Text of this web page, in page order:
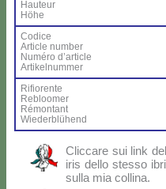
Hau­teur
Hö­he
Co­di­ce
Ar­ti­cle num­ber
Nu­mé­ro d’ar­ti­cle
Ar­ti­kel­num­mer
Ri­fio­ren­te
Re­bloo­mer
Ré­mon­tant
Wie­der­blü­hend
Clic­ca­re sui link
iris del­lo stes­so
sul­la mia col­li­na.